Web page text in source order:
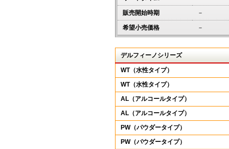
販売開始時期 －
希望小売価格 －
デルフィーノシリーズ
WT（水性タイプ）
WT（水性タイプ）
AL（アルコールタイプ）
AL（アルコールタイプ）
PW（パウダータイプ）
PW（パウダータイプ）